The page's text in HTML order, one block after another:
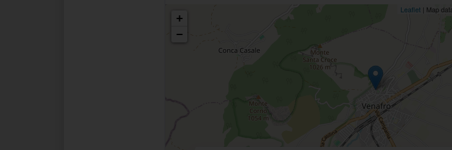
Posizione
+
−
Leaflet | Map